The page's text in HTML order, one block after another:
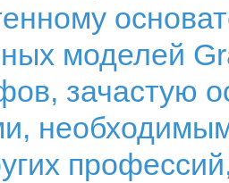
моделей
зачастую